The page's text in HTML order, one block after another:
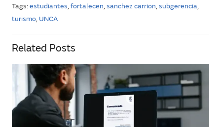
Tags: estudiantes, fortalecen, sanchez carrion, subgerencia,
turismo, UNCA
Related Posts